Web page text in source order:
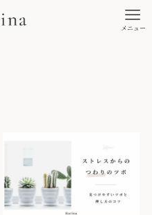
メニュー